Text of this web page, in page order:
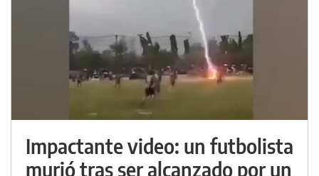
Impactante video: un futbolista
murió tras ser alcanzado por un